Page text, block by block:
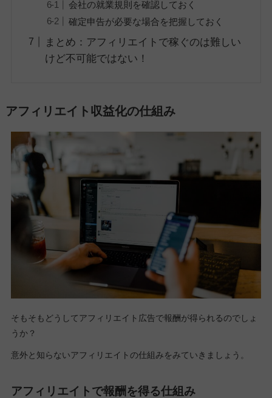
会社の就業規則を確認しておく
確定申告が必要な場合を把握しておく
まとめ：アフィリエイトで稼ぐのは難しい
けど不可能ではない！
アフィリエイト収益化の仕組み
そもそもどうしてアフィリエイト広告で報酬が得られるのでしょ
うか？
意外と知らないアフィリエイトの仕組みをみていきましょう。
アフィリエイトで報酬を得る仕組み